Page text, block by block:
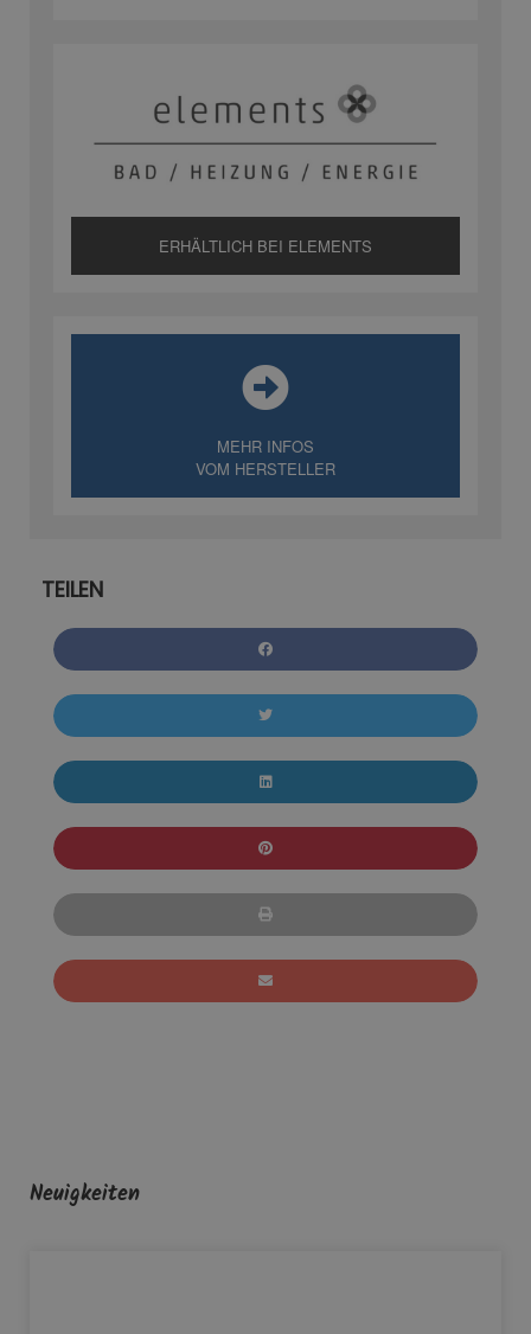
ERHÄLTLICH BEI ELEMENTS
MEHR INFOS
VOM HERSTELLER
TEILEN
Neuigkeiten